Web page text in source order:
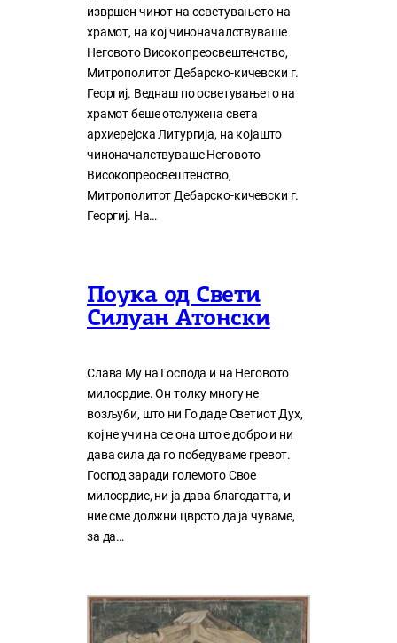
извршен чинот на осветувањето на
храмот, на кој чиноначалствуваше
Неговото Високопреосвештенство,
Митрополитот Дебарско-кичевски г.
Георгиј. Веднаш по осветувањето на
храмот беше отслужена света
архиерејска Литургија, на којашто
чиноначалствуваше Неговото
Високопреосвештенство,
Митрополитот Дебарско-кичевски г.
Георгиј. На…
Поука од Свети
Силуан Атонски
Слава Му на Господа и на Неговото
милосрдие. Он толку многу нe
возљуби, што ни Го даде Светиот Дух,
кој нe учи на сe она што е добро и ни
дава сила да го победуваме гревот.
Господ заради големото Свое
милосрдие, ни ја дава благодатта, и
ние сме должни цврсто да ја чуваме,
за да…